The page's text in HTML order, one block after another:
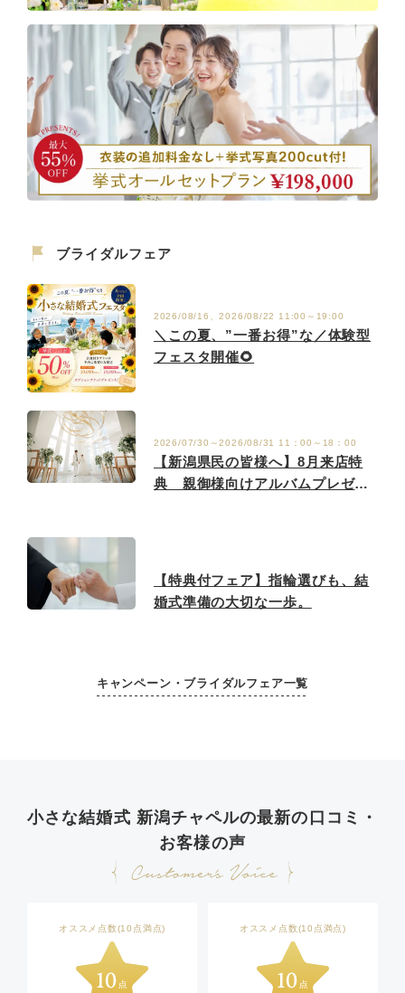
ブライダルフェア
2026/08/16、2026/08/22 11:00～19:00
＼この夏、”一番お得”な／体験型
フェスタ開催🌻
2026/07/30～2026/08/31 11：00～18：00
【新潟県民の皆様へ】8月来店特
典 親御様向けアルバムプレゼン
【特典付フェア】指輪選びも、結
婚式準備の大切な一歩。
キャンペーン・ブライダルフェア一覧
小さな結婚式 新潟チャペルの最新の口コミ・
お客様の声
オススメ点数(10点満点) オススメ点数(10点満点)